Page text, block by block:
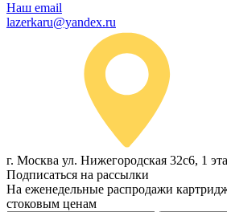
Наш email
lazerkaru@yandex.ru
г. Москва ул. Нижегородская 32с6, 1
Подписаться на рассылки
На еженедельные распродажи
стоковым ценам